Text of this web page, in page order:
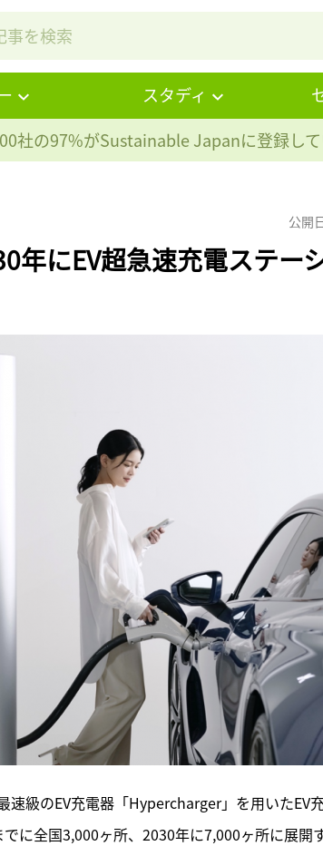
スタディ
社の97%がSustainable Japanに登録し
公開
年にEV超急速充電ステー
級のEV充電器「Hypercharger」を用いたEV
に全国3,000ヶ所、2030年に7,000ヶ所に展開